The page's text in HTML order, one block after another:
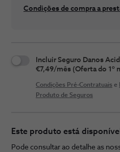
Condições de compra a
Incluir Seguro Danos
€7,49/mês (Oferta do 1º
Condições Pré-Contratuais e
Produto de Seguros
Este produto está
Pode consultar ao detalhe as